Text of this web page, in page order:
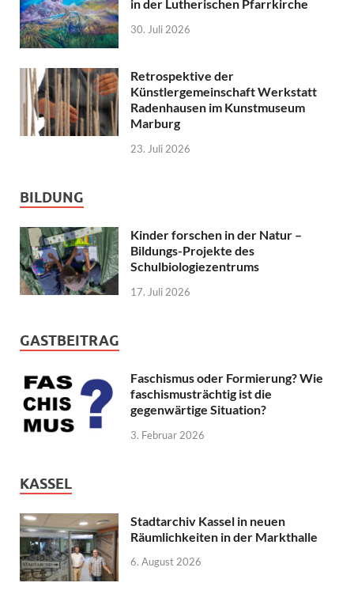
in der Lutherischen Pfarrkirche
30. Juli 2026
Retrospektive der
Künstlergemeinschaft Werkstatt
Radenhausen im Kunstmuseum
Marburg
23. Juli 2026
BILDUNG
Kinder forschen in der Natur –
Bildungs-Projekte des
Schulbiologiezentrums
17. Juli 2026
GASTBEITRAG
Faschismus oder Formierung? Wie
faschismusträchtig ist die
gegenwärtige Situation?
3. Februar 2026
KASSEL
Stadtarchiv Kassel in neuen
Räumlichkeiten in der Markthalle
6. August 2026